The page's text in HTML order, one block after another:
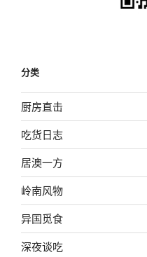
分类
厨房直击
吃货日志
居澳一方
岭南风物
异国觅食
深夜谈吃